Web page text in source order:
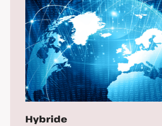
Hybride